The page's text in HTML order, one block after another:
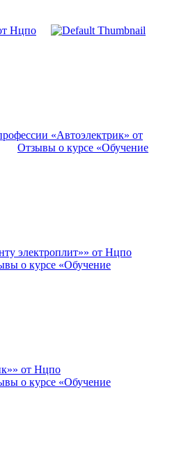
Нцпо
«Автоэлектрик» от
Отзывы о курсе «Обучение
электроплит»» от Нцпо
о курсе «Обучение
от Нцпо
о курсе «Обучение